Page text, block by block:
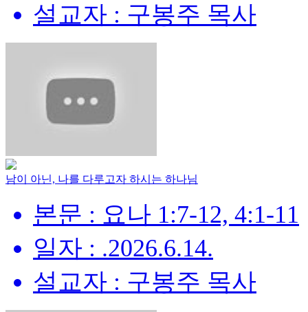
설교자 : 구봉주 목사
남이 아닌, 나를 다루고자 하시는 하나님
본문 : 요나 1:7-12, 4:1-11
일자 : .2026.6.14.
설교자 : 구봉주 목사